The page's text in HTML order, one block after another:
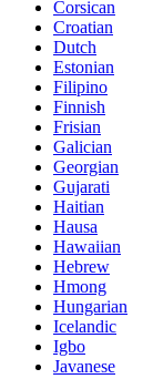
Corsican
Croatian
Dutch
Estonian
Filipino
Finnish
Frisian
Galician
Georgian
Gujarati
Haitian
Hausa
Hawaiian
Hebrew
Hmong
Hungarian
Icelandic
Igbo
Javanese